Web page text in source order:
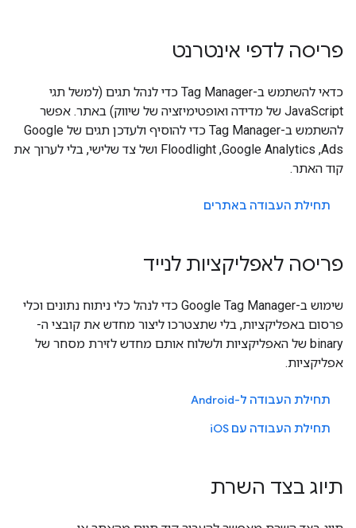
פריסה לדפי אינטרנט
כדאי להשתמש ב-Tag Manager כדי לנהל תגים (למשל תגי
JavaScript של מדידה ואופטימיזציה של שיווק) באתר. אפשר
להשתמש ב-Tag Manager כדי להוסיף ולעדכן תגים של Google
Ads,‏ Google Analytics,‏ Floodlight ושל צד שלישי, בלי לערוך את
קוד האתר.
תחילת העבודה באתרים
פריסה לאפליקציות לנייד
שימוש ב-Google Tag Manager כדי לנהל כלי ניתוח נתונים וכלי
פרסום באפליקציות, בלי שתצטרכו ליצור מחדש את קובצי ה-
binary של האפליקציות ולשלוח אותם מחדש לזירת מסחר של
אפליקציות.
תחילת העבודה ל-Android
תחילת העבודה עם iOS
תיוג בצד השרת